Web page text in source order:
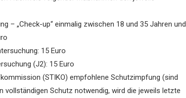
– „Check-up“ einmalig zwischen 18 und 35 Jahren und
15 Euro
(J2): 15 Euro
(STIKO) ­empfohlene Schutzimpfung (sind
vollständigen Schutz notwendig, wird die ­jeweils letzte